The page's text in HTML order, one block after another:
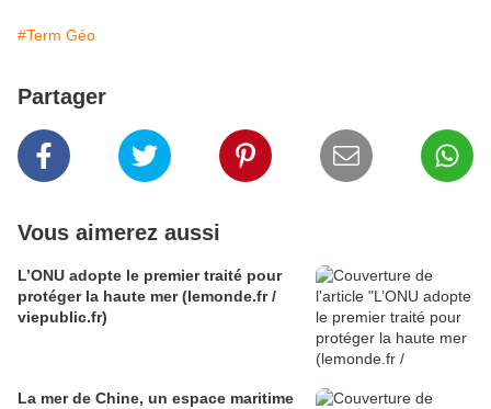
#Term Géo
Partager
Vous aimerez aussi
L’ONU adopte le premier traité pour
protéger la haute mer (lemonde.fr /
viepublic.fr)
La mer de Chine, un espace maritime